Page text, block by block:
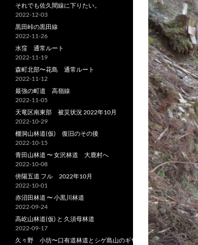
それでも佐久間線に下りたい。
2022-12-03
黒田峠の黒田線
2022-11-26
水窪 通常ルート
2022-11-19
森町北部〜花島 通常ルート
2022-11-12
最強の町道 高嶺線
2022-11-05
天竜区南東部 被災状況 2022年10月
2022-10-29
棚洞山林道(仮) 復旧のその後
2022-10-15
青田山林道 〜 女沢林道 大鹿村へ
2022-10-08
傍陽五道 フル 2022年10月
2022-10-01
赤沼田林道 〜 小黒川林道
2022-09-24
高屹山林道(仮) と 久須母林道
2022-09-17
久々野 小坊〜口有道林道とシゲ島山のギザ